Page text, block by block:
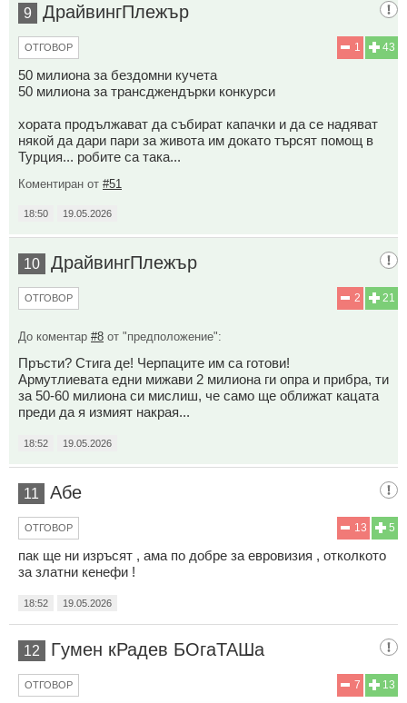
9 ДрайвингПлежър
43
1
ОТГОВОР
50 милиона за бездомни кучета
50 милиона за трансджендърки конкурси
хората продължават да събират капачки и да се надяват
някой да дари пари за живота им докато търсят помощ в
Турция... робите са така...
Коментиран от #51
18:50 19.05.2026
10 ДрайвингПлежър
21
2
ОТГОВОР
До коментар #8 от "предположение":
Пръсти? Стига де! Черпаците им са готови!
Армутлиевата едни мижави 2 милиона ги опра и прибра, ти
за 50-60 милиона си мислиш, че само ще оближат кацата
преди да я измият накрая...
18:52 19.05.2026
11 Абе
5
13
ОТГОВОР
пак ще ни изръсят , ама по добре за евровизия , отколкото
за златни кенефи !
18:52 19.05.2026
12 Гyмен кРадев БОгаТАШа
13
7
ОТГОВОР